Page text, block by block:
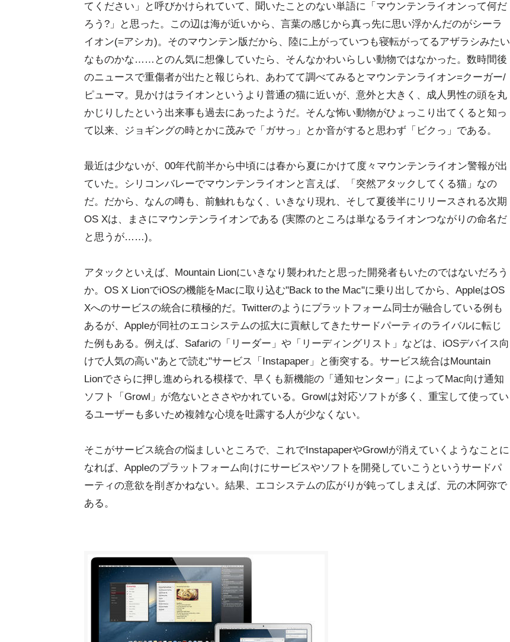
てください」と呼びかけられていて、聞いたことのない単語に「マウンテンライオンって何だ
ろう?」と思った。この辺は海が近いから、言葉の感じから真っ先に思い浮かんだのがシーラ
イオン(=アシカ)。そのマウンテン版だから、陸に上がっていつも寝転がってるアザラシみたい
なものかな……とのん気に想像していたら、そんなかわいらしい動物ではなかった。数時間後
のニュースで重傷者が出たと報じられ、あわてて調べてみるとマウンテンライオン=クーガー/
ピューマ。見かけはライオンというより普通の猫に近いが、意外と大きく、成人男性の頭を丸
かじりしたという出来事も過去にあったようだ。そんな怖い動物がひょっこり出てくると知っ
て以来、ジョギングの時とかに茂みで「ガサっ」とか音がすると思わず「ビクっ」である。
最近は少ないが、00年代前半から中頃には春から夏にかけて度々マウンテンライオン警報が出
ていた。シリコンバレーでマウンテンライオンと言えば、「突然アタックしてくる猫」なの
だ。だから、なんの噂も、前触れもなく、いきなり現れ、そして夏後半にリリースされる次期
OS Xは、まさにマウンテンライオンである (実際のところは単なるライオンつながりの命名だ
と思うが……)。
アタックといえば、Mountain Lionにいきなり襲われたと思った開発者もいたのではないだろう
か。OS X LionでiOSの機能をMacに取り込む"Back to the Mac"に乗り出してから、AppleはOS
Xへのサービスの統合に積極的だ。Twitterのようにプラットフォーム同士が融合している例も
あるが、Appleが同社のエコシステムの拡大に貢献してきたサードパーティのライバルに転じ
た例もある。例えば、Safariの「リーダー」や「リーディングリスト」などは、iOSデバイス向
けで人気の高い"あとで読む"サービス「Instapaper」と衝突する。サービス統合はMountain
Lionでさらに押し進められる模様で、早くも新機能の「通知センター」によってMac向け通知
ソフト「Growl」が危ないとささやかれている。Growlは対応ソフトが多く、重宝して使ってい
るユーザーも多いため複雑な心境を吐露する人が少なくない。
そこがサービス統合の悩ましいところで、これでInstapaperやGrowlが消えていくようなことに
なれば、Appleのプラットフォーム向けにサービスやソフトを開発していこうというサードパ
ーティの意欲を削ぎかねない。結果、エコシステムの広がりが鈍ってしまえば、元の木阿弥で
ある。